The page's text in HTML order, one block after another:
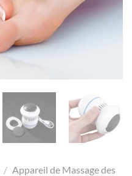
/ Appareil de Massage des